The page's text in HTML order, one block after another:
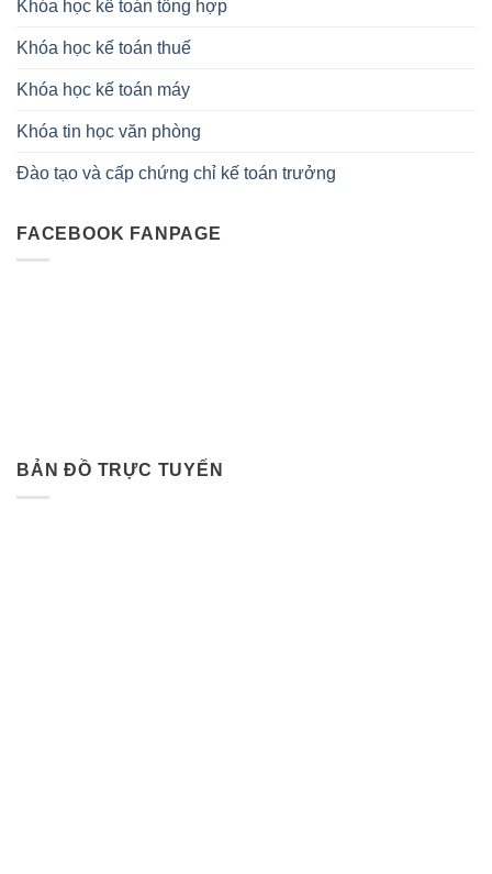
Khóa học kế toán tổng hợp
Khóa học kế toán thuế
Khóa học kế toán máy
Khóa tin học văn phòng
Đào tạo và cấp chứng chỉ kế toán trưởng
FACEBOOK FANPAGE
BẢN ĐỒ TRỰC TUYẾN